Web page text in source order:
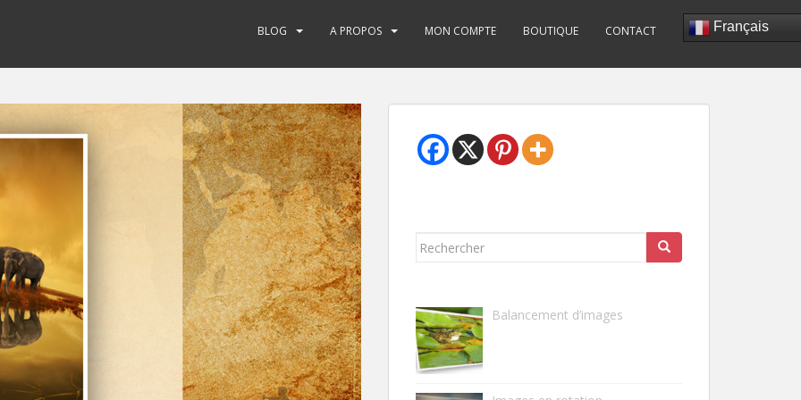
BLOG A PROPOS MON COMPTE BOUTIQUE CONTACT Français
Rechercher...
Balancement d’images